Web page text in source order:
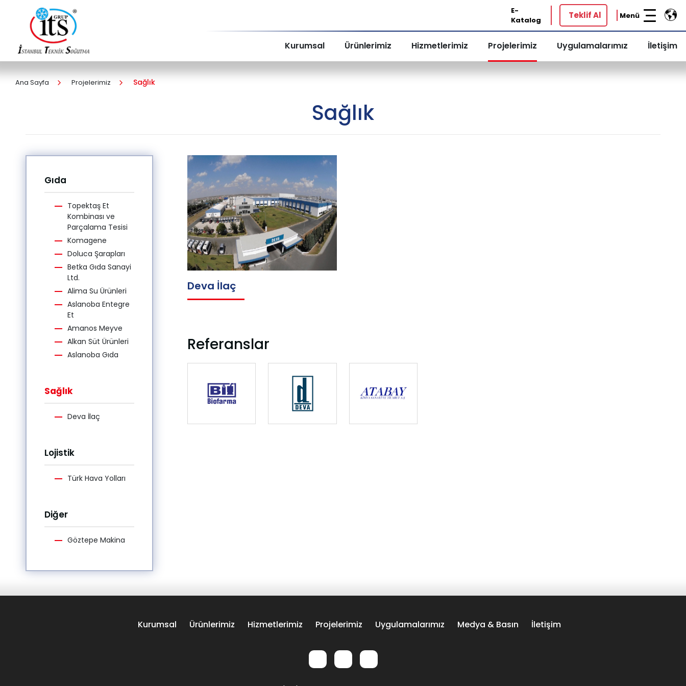
E-
Katalog
Teklif Al Menü
Kurumsal Ürünlerimiz Hizmetlerimiz Projelerimiz Uygulamalarımız İletişim
Ana Sayfa Projelerimiz Sağlık
Sağlık
Gıda
Topektaş Et
Kombinası ve
Parçalama Tesisi
Komagene
Doluca Şarapları
Betka Gıda Sanayi
Ltd.
Alima Su Ürünleri
Aslanoba Entegre
Et
Amanos Meyve
Alkan Süt Ürünleri
Aslanoba Gıda
Sağlık
Deva İlaç
Lojistik
Türk Hava Yolları
Diğer
Göztepe Makina
Deva İlaç
Referanslar
Kurumsal Ürünlerimiz Hizmetlerimiz Projelerimiz Uygulamalarımız Medya & Basın İletişim